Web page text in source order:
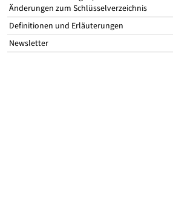
Änderungen zum Schlüsselverzeichnis
Definitionen und Erläuterungen
Newsletter